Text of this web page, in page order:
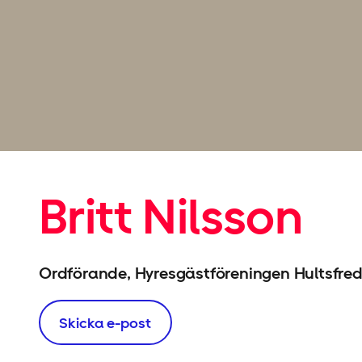
Britt Nilsson
Ordförande, Hyresgäst­föreningen Hultsfred
Skicka e-post